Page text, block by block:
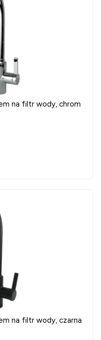
na filtr wody, chrom
na filtr wody, czarna